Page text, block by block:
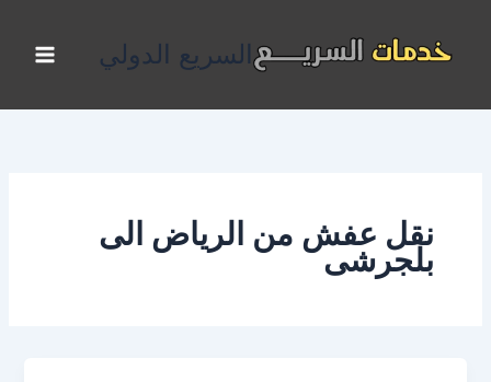
المحتوى
السريع الدولي
نقل عفش من الرياض الى
بلجرشى